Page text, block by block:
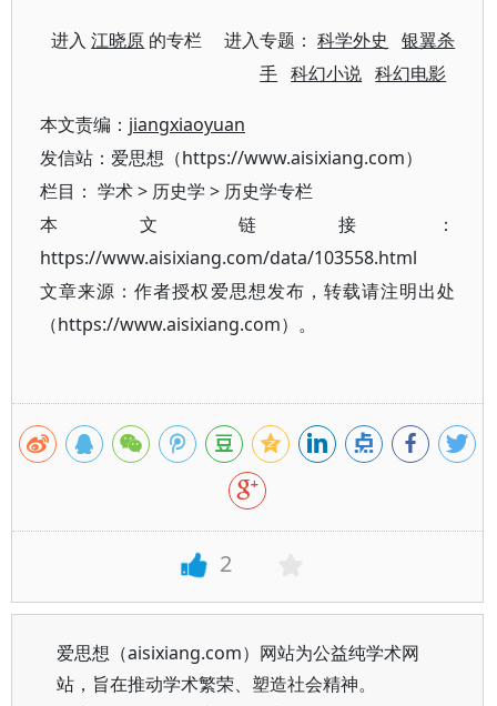
进入江晓原 的专栏 进入专题：科学外史
银翼杀
手 科幻小说 科幻电影
本文责编： jiangxiaoyuan
发信站：爱思想（https://www.aisixiang.com）
栏目： 学术> 历史学 > 历史学专栏
本文链接：
https://www.aisixiang.com/data/103558.html
文章来源：作者授权爱思想发布，转载请注明出处
（https://www.aisixiang.com）。
2
爱思想（aisixiang.com）网站为公益纯学术网
站，旨在推动学术繁荣、塑造社会精神。